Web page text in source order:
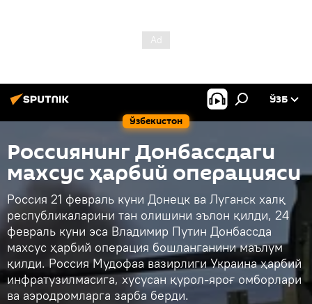
Ўзбекистон
ЎЗБ
Россиянинг Донбассдаги
махсус ҳарбий операцияси
Россия 21 февраль куни Донецк ва Луганск халқ
республикаларини тан олишини эълон қилди, 24
февраль куни эса Владимир Путин Донбассда
махсус ҳарбий операция бошланганини маълум
қилди. Россия Мудофаа вазирлиги Украина ҳарбий
инфратузилмасига, хусусан қурол-яроғ омборлари
ва аэродромларга зарба берди.